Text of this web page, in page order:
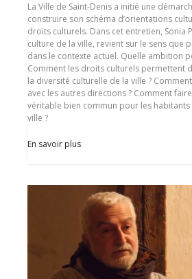
La Ville de Saint-Denis a initié une
construire son schéma d’orientations
droits culturels. Dans cet entretien, Sonia
culture de la ville, revient sur le sens que
dans le contexte actuel. Quelle ambition
Comment les droits culturels permettent
la diversité culturelle de la ville ?
avec les autres directions ? Comment
véritable bien commun pour les habitants
ville ?
En savoir plus